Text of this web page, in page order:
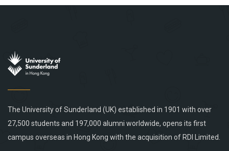
The University of Sunderland (UK) established in 1901 with over
27,500 students and 197,000 alumni worldwide, opens its first
campus overseas in Hong Kong with the acquisition of RDI Limited.